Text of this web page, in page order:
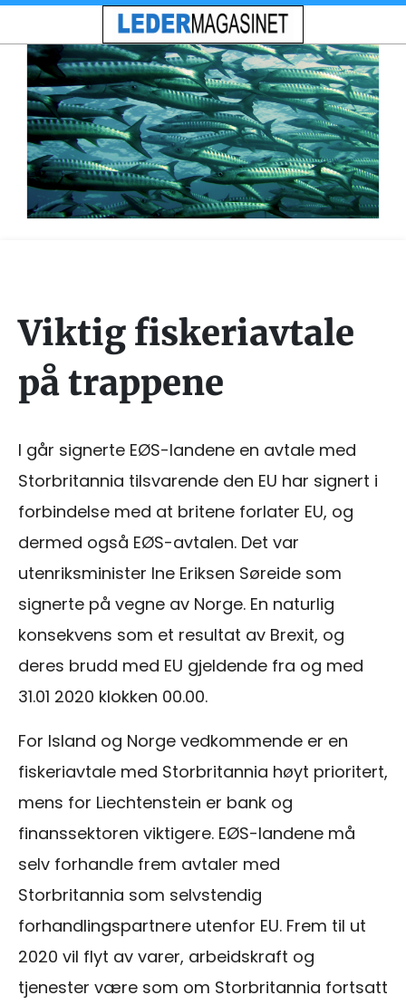
Viktig fiskeriavtale
på trappene
I går signerte EØS-landene en avtale med
Storbritannia tilsvarende den EU har signert i
forbindelse med at britene forlater EU, og
dermed også EØS-avtalen. Det var
utenriksminister Ine Eriksen Søreide som
signerte på vegne av Norge. En naturlig
konsekvens som et resultat av Brexit, og
deres brudd med EU gjeldende fra og med
31.01 2020 klokken 00.00.
For Island og Norge vedkommende er en
fiskeriavtale med Storbritannia høyt prioritert,
mens for Liechtenstein er bank og
finanssektoren viktigere. EØS-landene må
selv forhandle frem avtaler med
Storbritannia som selvstendig
forhandlingspartnere utenfor EU. Frem til ut
2020 vil flyt av varer, arbeidskraft og
tjenester være som om Storbritannia fortsatt